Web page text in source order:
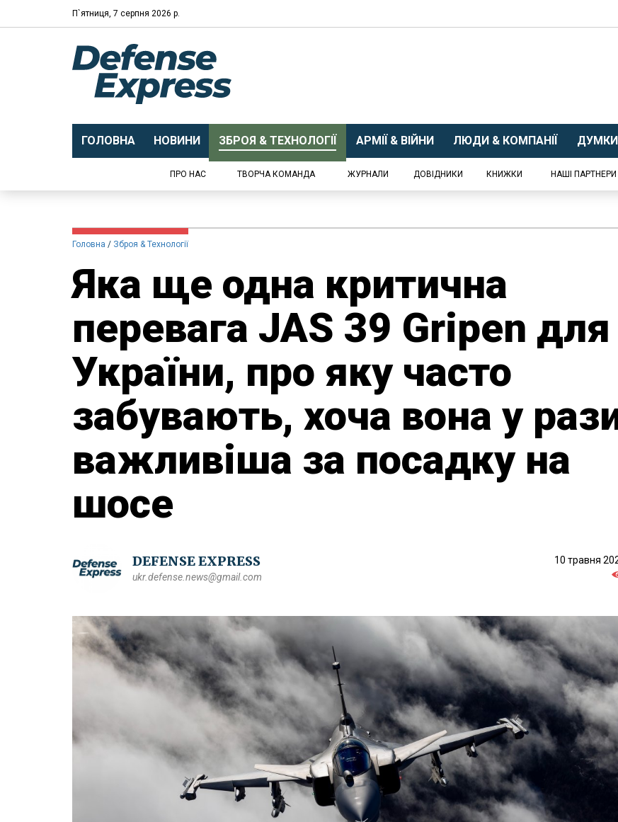
П`ятниця, 7 серпня 2026 р.
ГОЛОВНА НОВИНИ ЗБРОЯ & ТЕХНОЛОГІЇ АРМІЇ & ВІЙНИ ЛЮДИ & КОМПАНІЇ ДУМКИ
ПРО НАС ТВОРЧА КОМАНДА ЖУРНАЛИ ДОВІДНИКИ КНИЖКИ НАШІ ПАРТНЕРИ
Головна Зброя & Технології
Яка ще одна критична
перевага JAS 39 Gripen для
України, про яку часто
забувають, хоча вона у
важливіша за посадку на
шосе
DEFENSE EXPRESS
ukr.defense.news@gmail.com
10 травня